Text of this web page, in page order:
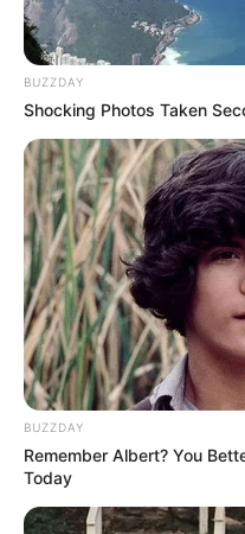
[TODAS AS LIVES]
CONASEMS ao Portal de
BUZZDAY
Shocking Photos Taken
BUZZDAY
Remember Albert? You
Today